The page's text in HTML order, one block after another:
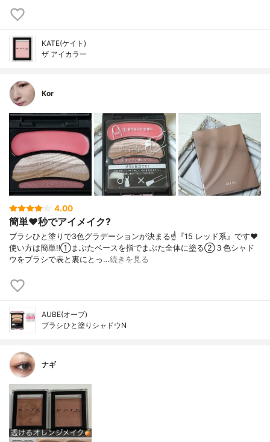
KATE(ケイト)
ザ アイカラー
Kor
4.00
簡単❤️秒でアイメイク?
ブラシひと塗りで3色グラデーションが決まる☝️『15 レッド系』です❤️
使い方は簡単‼️①まぶたベースを指でまぶた全体に塗る②３色シャド
ウをブラシで表と裏にとっ…続きを見る
AUBE(オーブ)
ブラシひと塗りシャドウN
ナギ